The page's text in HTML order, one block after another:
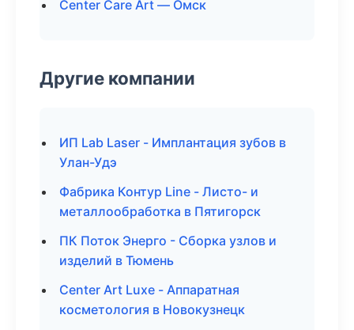
Center Care Art — Омск
Другие компании
ИП Lab Laser - Имплантация зубов в
Улан-Удэ
Фабрика Контур Line - Листо- и
металлообработка в Пятигорск
ПК Поток Энерго - Сборка узлов и
изделий в Тюмень
Center Art Luxe - Аппаратная
косметология в Новокузнецк